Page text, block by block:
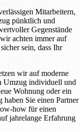
Mitarbeitern,
pünktlich und
Gegenstände
achten immer auf
sein, dass Ihr
wir auf moderne
Umzug individuell und
Wohnung oder ein
haben Sie einen Partner
how für einen
jahrelange Erfahrung